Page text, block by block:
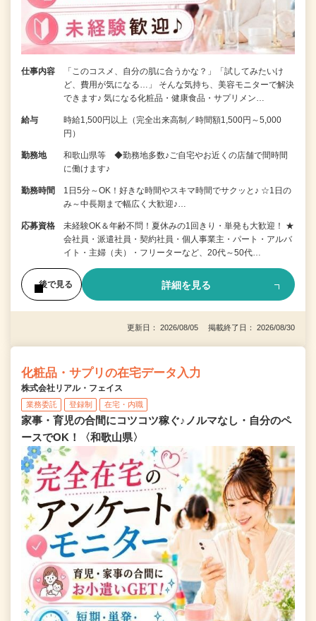
仕事内容
「このコスメ、自分の肌に合うかな？」「試してみたいけ
ど、費用が気になる…」 そんな気持ち、美容モニターで解決
できます♪ 気になる化粧品・健康食品・サプリメン…
給与
時給1,500円以上（完全出来高制／時間額1,500円～5,000
円）
勤務地
和歌山県等 ◆勤務地多数♪ご自宅やお近くの店舗で間時間
に働けます♪
勤務時間
1日5分～OK！好きな時間やスキマ時間でサクッと♪ ☆1日の
み～中長期まで幅広く大歓迎♪…
応募資格
未経験OK＆年齢不問！夏休みの1回きり・単発も大歓迎！ ★
会社員・派遣社員・契約社員・個人事業主・パート・アルバ
イト・主婦（夫）・フリーターなど、20代～50代…
後で見る 詳細を見る
更新日： 2026/08/05 掲載終了日： 2026/08/30
化粧品・サプリの在宅データ入力
株式会社リアル・フェイス
業務委託 登録制 在宅・内職
家事・育児の合間にコツコツ稼ぐ♪ノルマなし・自分のペ
ースでOK！〈和歌山県〉